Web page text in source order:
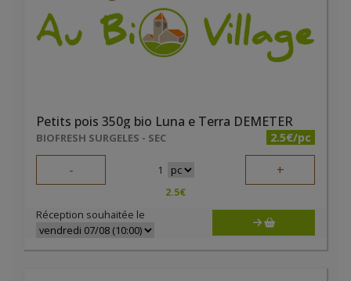
Petits pois 350g bio Luna e Terra DEMETER
BIOFRESH SURGELES - SEC 2.5€/pc
- 1 +
2.5€
Réception souhaitée le